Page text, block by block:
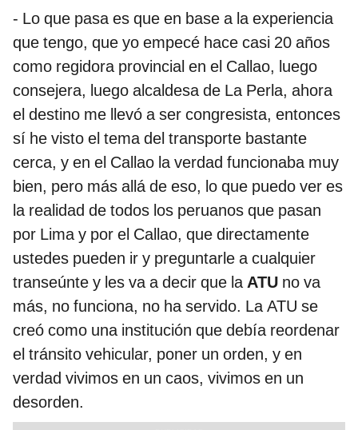
- Lo que pasa es que en base a la experiencia
que tengo, que yo empecé hace casi 20 años
como regidora provincial en el Callao, luego
consejera, luego alcaldesa de La Perla, ahora
el destino me llevó a ser congresista, entonces
sí he visto el tema del transporte bastante
cerca, y en el Callao la verdad funcionaba muy
bien, pero más allá de eso, lo que puedo ver es
la realidad de todos los peruanos que pasan
por Lima y por el Callao, que directamente
ustedes pueden ir y preguntarle a cualquier
transeúnte y les va a decir que laATU no va
más, no funciona, no ha servido. La ATU se
creó como una institución que debía reordenar
el tránsito vehicular, poner un orden, y en
verdad vivimos en un caos, vivimos en un
desorden.